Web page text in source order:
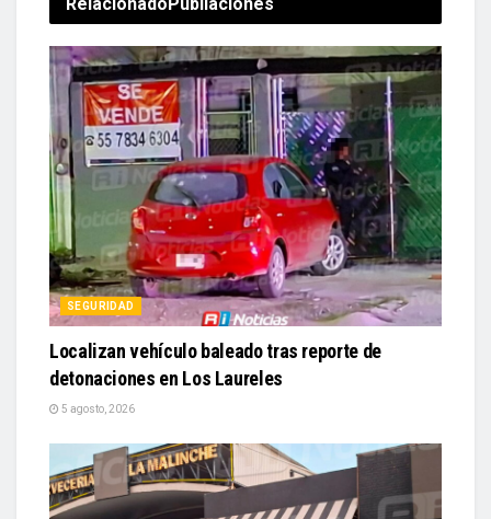
SEGURIDAD
Localizan vehículo baleado tras reporte de
detonaciones en Los Laureles
5 agosto, 2026